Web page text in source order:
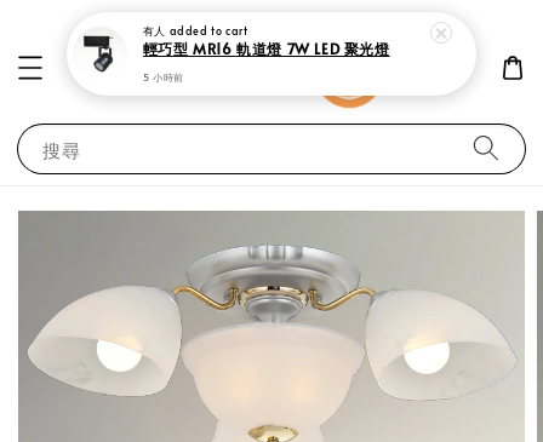
搜尋
有人 added to cart
輕巧型 MR16 軌道燈 7W LED 聚光燈
5 小時前